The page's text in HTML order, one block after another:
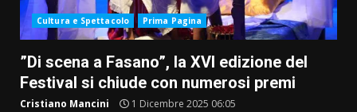
Cultura e Spettacolo Prima Pagina
”Di scena a Fasano”, la XVI edizione del
Festival si chiude con numerosi premi
Cristiano Mancini 1 Dicembre 2025 06:05